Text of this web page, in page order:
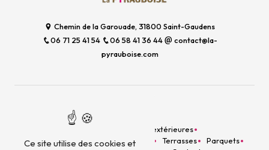
Chemin de la Garouade, 31800 Saint-Gaudens
06 71 25 41 54
06 58 41 36 44
contact@la-
pyrauboise.com
Menuiseries extérieures
Aménagement intérieur
Escaliers Terrasses
Parquets
Ce site utilise des cookies et